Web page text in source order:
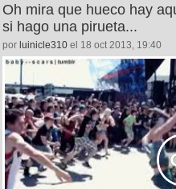
Oh mira que hueco hay
si hago una pirueta...
por luinicle310 el 18 oct 2013, 19:40